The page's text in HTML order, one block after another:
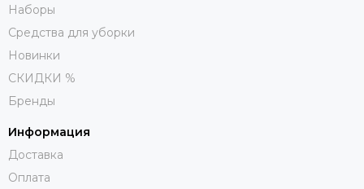
Наборы
Средства для уборки
Новинки
СКИДКИ %
Бренды
Информация
Доставка
Оплата